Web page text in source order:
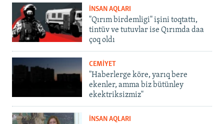
İNSAN AQLARI
"Qırım birdemligi" işini toqtattı,
tintüv ve tutuvlar ise Qırımda daa
çoq oldı
CEMİYET
"Haberlerge köre, yarıq bere
ekenler, amma biz bütünley
ekektriksizmiz"
İNSAN AQLARI